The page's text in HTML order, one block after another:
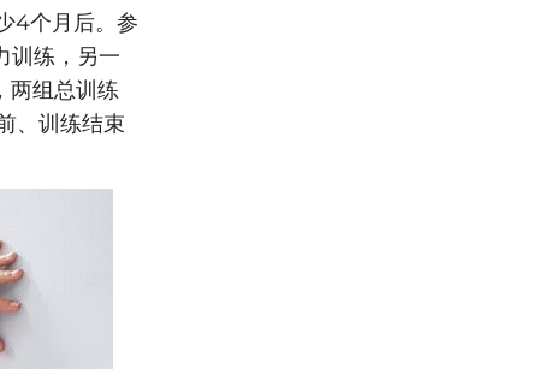
4个月后。参
训练，另一
两组总训练
、训练结束